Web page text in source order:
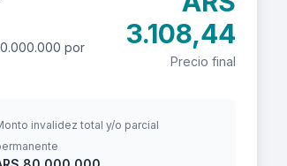
por
3.108,44
Precio final
invalidez total y/o parcial